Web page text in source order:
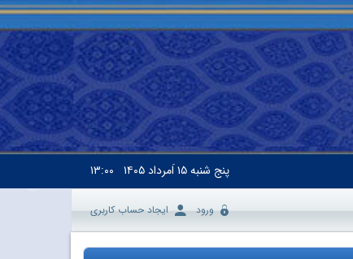
پنج شنبه۱۵ اَمرداد ۱۴۰۵ ۱۳:۰۰
ورود ایجاد حساب کاربری